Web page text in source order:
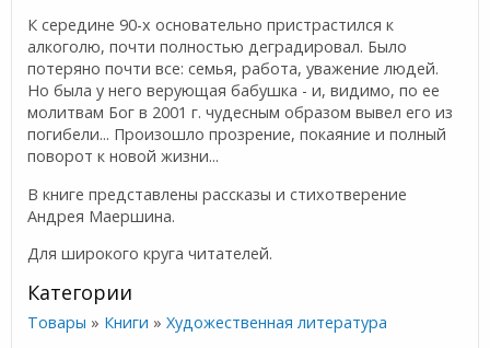
К середине 90-х основательно пристрастился к
алкоголю, почти полностью деградировал. Было
потеряно почти все: семья, работа, уважение людей.
Но была у него верующая бабушка - и, видимо, по ее
молитвам Бог в 2001 г. чудесным образом вывел его из
погибели... Произошло прозрение, покаяние и полный
поворот к новой жизни...
В книге представлены рассказы и стихотверение
Андрея Маершина.
Для широкого круга читателей.
Категории
Товары » Книги »Художественная литература